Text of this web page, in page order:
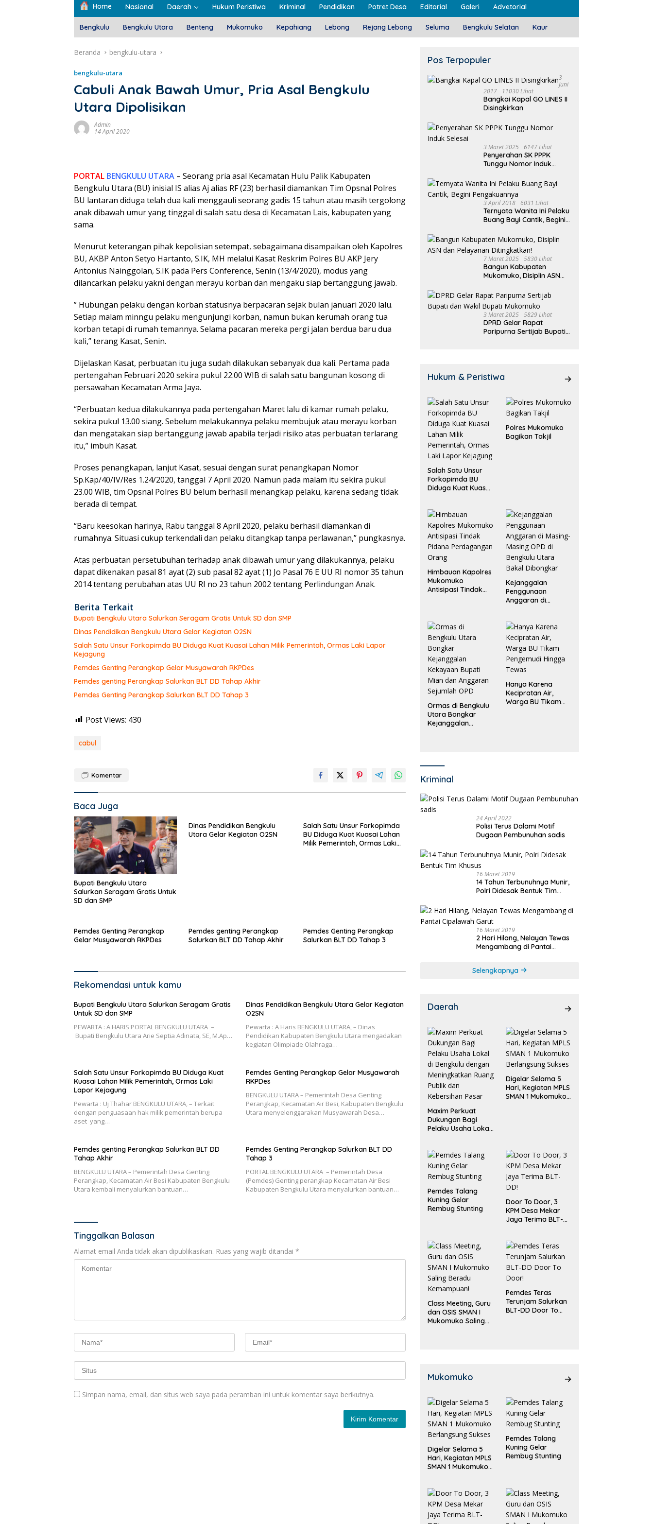
Home Nasional Daerah Hukum Peristiwa Kriminal Pendidikan Potret Desa Editorial Galeri Advetorial
Bengkulu Bengkulu Utara Benteng Mukomuko Kepahiang Lebong Rejang Lebong Seluma Bengkulu Selatan Kaur
Beranda bengkulu-utara
bengkulu-utara
Cabuli Anak Bawah Umur, Pria Asal Bengkulu
Utara Dipolisikan
Admin
14 April 2020
PORTAL BENGKULU UTARA – Seorang pria asal Kecamatan Hulu Palik Kabupaten
Bengkulu Utara (BU) inisial IS alias Aj alias RF (23) berhasil diamankan Tim Opsnal Polres
BU lantaran diduga telah dua kali menggauli seorang gadis 15 tahun atau masih tergolong
anak dibawah umur yang tinggal di salah satu desa di Kecamatan Lais, kabupaten yang
sama.
Menurut keterangan pihak kepolisian setempat, sebagaimana disampaikan oleh Kapolres
BU, AKBP Anton Setyo Hartanto, S.IK, MH melalui Kasat Reskrim Polres BU AKP Jery
Antonius Nainggolan, S.IK pada Pers Conference, Senin (13/4/2020), modus yang
dilancarkan pelaku yakni dengan merayu korban dan mengaku siap bertanggung jawab.
” Hubungan pelaku dengan korban statusnya berpacaran sejak bulan januari 2020 lalu.
Setiap malam minngu pelaku mengunjungi korban, namun bukan kerumah orang tua
korban tetapi di rumah temannya. Selama pacaran mereka pergi jalan berdua baru dua
kali,” terang Kasat, Senin.
Dijelaskan Kasat, perbuatan itu juga sudah dilakukan sebanyak dua kali. Pertama pada
pertengahan Februari 2020 sekira pukul 22.00 WIB di salah satu bangunan kosong di
persawahan Kecamatan Arma Jaya.
“Perbuatan kedua dilakukannya pada pertengahan Maret lalu di kamar rumah pelaku,
sekira pukul 13.00 siang. Sebelum melakukannya pelaku membujuk atau merayu korban
dan mengatakan siap bertanggung jawab apabila terjadi risiko atas perbuatan terlarang
itu,” imbuh Kasat.
Proses penangkapan, lanjut Kasat, sesuai dengan surat penangkapan Nomor
Sp.Kap/40/IV/Res 1.24/2020, tanggal 7 April 2020. Namun pada malam itu sekira pukul
23.00 WIB, tim Opsnal Polres BU belum berhasil menangkap pelaku, karena sedang tidak
berada di tempat.
“Baru keesokan harinya, Rabu tanggal 8 April 2020, pelaku berhasil diamankan di
rumahnya. Situasi cukup terkendali dan pelaku ditangkap tanpa perlawanan,” pungkasnya.
Atas perbuatan persetubuhan terhadap anak dibawah umur yang dilakukannya, pelaku
dapat dikenakan pasal 81 ayat (2) sub pasal 82 ayat (1) Jo Pasal 76 E UU RI nomor 35 tahun
2014 tentang perubahan atas UU RI no 23 tahun 2002 tentang Perlindungan Anak.
Berita Terkait
Bupati Bengkulu Utara Salurkan Seragam Gratis Untuk SD dan SMP
Dinas Pendidikan Bengkulu Utara Gelar Kegiatan O2SN
Salah Satu Unsur Forkopimda BU Diduga Kuat Kuasai Lahan Milik Pemerintah, Ormas Laki Lapor
Kejagung
Pemdes Genting Perangkap Gelar Musyawarah RKPDes
Pemdes genting Perangkap Salurkan BLT DD Tahap Akhir
Pemdes Genting Perangkap Salurkan BLT DD Tahap 3
Post Views: 430
cabul
Komentar
Baca Juga
Bupati Bengkulu Utara
Salurkan Seragam Gratis Untuk
SD dan SMP
Dinas Pendidikan Bengkulu
Utara Gelar Kegiatan O2SN
Salah Satu Unsur Forkopimda
BU Diduga Kuat Kuasai Lahan
Milik Pemerintah, Ormas Laki
Pemdes Genting Perangkap
Gelar Musyawarah RKPDes
Pemdes genting Perangkap
Salurkan BLT DD Tahap Akhir
Pemdes Genting Perangkap
Salurkan BLT DD Tahap 3
Rekomendasi untuk kamu
Bupati Bengkulu Utara Salurkan Seragam Gratis
Untuk SD dan SMP
PEWARTA : A HARIS PORTAL BENGKULU UTARA –
Bupati Bengkulu Utara Arie Septia Adinata, SE, M.Ap…
Dinas Pendidikan Bengkulu Utara Gelar Kegiatan
O2SN
Pewarta : A Haris BENGKULU UTARA, – Dinas
Pendidikan Kabupaten Bengkulu Utara mengadakan
kegiatan Olimpiade Olahraga…
Salah Satu Unsur Forkopimda BU Diduga Kuat
Kuasai Lahan Milik Pemerintah, Ormas Laki
Lapor Kejagung
Pewarta : Uj Thahar BENGKULU UTARA, – Terkait
dengan penguasaan hak milik pemerintah berupa
aset yang…
Pemdes Genting Perangkap Gelar Musyawarah
RKPDes
BENGKULU UTARA – Pemerintah Desa Genting
Perangkap, Kecamatan Air Besi, Kabupaten Bengkulu
Utara menyelenggarakan Musyawarah Desa…
Pemdes genting Perangkap Salurkan BLT DD
Tahap Akhir
BENGKULU UTARA – Pemerintah Desa Genting
Perangkap, Kecamatan Air Besi Kabupaten Bengkulu
Utara kembali menyalurkan bantuan…
Pemdes Genting Perangkap Salurkan BLT DD
Tahap 3
PORTAL BENGKULU UTARA – Pemerintah Desa
(Pemdes) Genting perangkap Kecamatan Air Besi
Kabupaten Bengkulu Utara menyalurkan bantuan…
Tinggalkan Balasan
Alamat email Anda tidak akan dipublikasikan. Ruas yang wajib ditandai *
Simpan nama, email, dan situs web saya pada peramban ini untuk komentar saya berikutnya.
Pos Terpopuler
3
Juni
2017
11030 Lihat
Bangkai Kapal GO LINES II
Disingkirkan
3 Maret 2025 6147 Lihat
Penyerahan SK PPPK
Tunggu Nomor Induk
3 April 2018 6031 Lihat
Ternyata Wanita Ini Pelaku
Buang Bayi Cantik, Begini
7 Maret 2025 5830 Lihat
Bangun Kabupaten
Mukomuko, Disiplin ASN
Ditingkatkan!
3 Maret 2025 5829 Lihat
DPRD Gelar Rapat
Paripurna Sertijab Bupati
Hukum & Peristiwa
Salah Satu Unsur
Forkopimda BU
Diduga Kuat Kuasai
Laki Lapor
Kejagung
Polres Mukomuko
Bagikan Takjil
Himbauan Kapolres
Mukomuko
Antisipasi Tindak
Kejanggalan
Penggunaan
Anggaran di
Bakal Dibongkar
Ormas di Bengkulu
Utara Bongkar
Kejanggalan
Hanya Karena
Kecipratan Air,
Warga BU Tikam
Kriminal
24 April 2022
Polisi Terus Dalami Motif
Dugaan Pembunuhan sadis
16 Maret 2019
14 Tahun Terbunuhnya Munir,
Polri Didesak Bentuk Tim
16 Maret 2019
2 Hari Hilang, Nelayan Tewas
Mengambang di Pantai
Selengkapnya
Daerah
Maxim Perkuat
Dukungan Bagi
Pelaku Usaha Lokal
Ruang Publik dan
Kebersihan Pasar
Digelar Selama 5
Hari, Kegiatan MPLS
SMAN 1 Mukomuko
Pemdes Talang
Kuning Gelar
Rembug Stunting
Door To Door, 3
KPM Desa Mekar
Jaya Terima BLT-
Class Meeting, Guru
dan OSIS SMAN I
Mukomuko Saling
Pemdes Teras
Terunjam Salurkan
BLT-DD Door To
Mukomuko
Digelar Selama 5
Hari, Kegiatan MPLS
SMAN 1 Mukomuko
Pemdes Talang
Kuning Gelar
Rembug Stunting